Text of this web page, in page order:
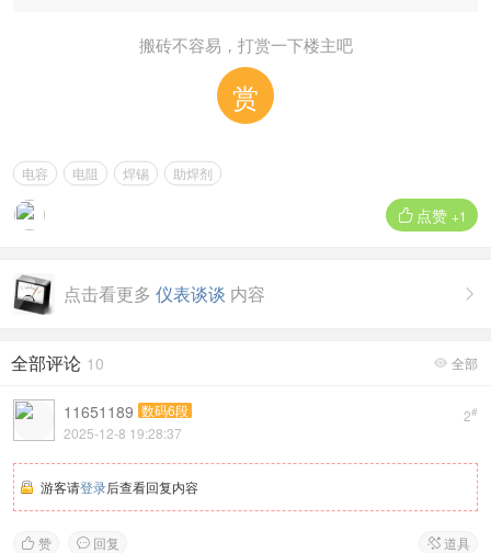
搬砖不容易，打赏一下楼主吧
赏
电容 电阻 焊锡 助焊剂
 点赞 +1

点击看更多 仪表谈谈 内容
 全部
全部评论 10
2#
11651189 数码6段
2025-12-8 19:28:37
游客请登录后查看回复内容
 赞  回复  道具